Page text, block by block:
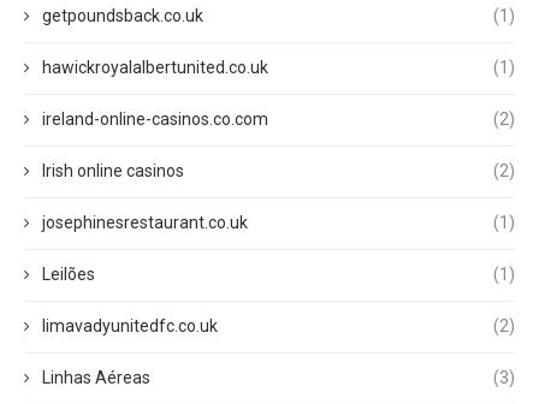
getpoundsback.co.uk (1)
hawickroyalalbertunited.co.uk (1)
ireland-online-casinos.co.com (2)
Irish online casinos (2)
josephinesrestaurant.co.uk (1)
Leilões (1)
limavadyunitedfc.co.uk (2)
Linhas Aéreas (3)